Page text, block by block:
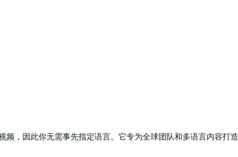
，因此你无需事先指定语言。它专为全球团队和多语言内容打